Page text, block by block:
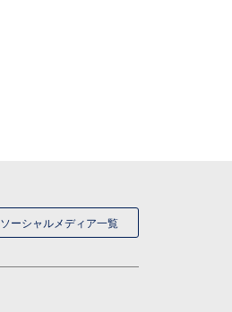
ソーシャルメディア一覧